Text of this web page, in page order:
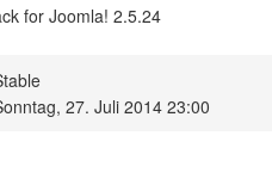
for Joomla! 2.5.24
27. Juli 2014 23:00